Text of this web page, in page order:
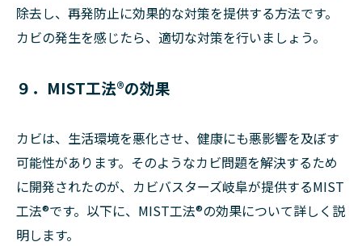
除去し、再発防止に効果的な対策を提供する方法です。
カビの発生を感じたら、適切な対策を行いましょう。
９．MIST工法®の効果
カビは、生活環境を悪化させ、健康にも悪影響を及ぼす
可能性があります。そのようなカビ問題を解決するため
に開発されたのが、カビバスターズ岐阜が提供するMIST
工法®です。以下に、MIST工法®の効果について詳しく説
明します。